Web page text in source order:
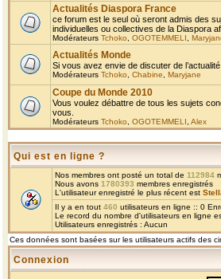
Actualités Diaspora France
ce forum est le seul où seront admis des
individuelles ou collectives de la Diaspora
Modérateurs Tchoko OGOTEMMELI
Actualités Monde
Si vous avez envie de discuter de
Modérateurs Tchoko Chabine Maryjane
Coupe du Monde 2010
Vous voulez débattre de tous les sujets
vous.
Modérateurs Tchoko OGOTEMMELI Alex
Qui est en ligne ?
Nos membres ont posté un total de 112984
Nous avons 1780393 membres enregistrés
L'utilisateur enregistré le plus récent est
Il y a en tout 460 utilisateurs en ligne :: 0
Le record du nombre d'utilisateurs en ligne
Utilisateurs enregistrés : Aucun
Ces données sont basées sur les utilisateurs actifs des
Connexion